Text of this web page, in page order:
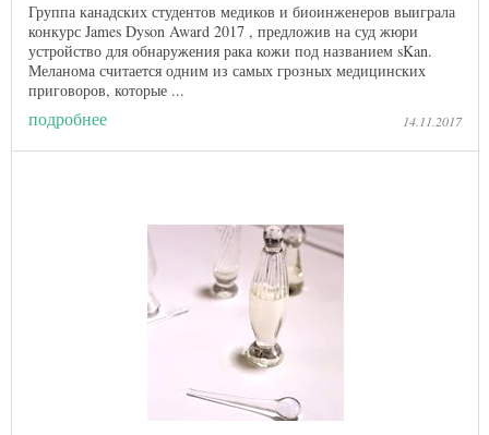
Группа канадских студентов медиков и биоинженеров выиграла
конкурс James Dyson Award 2017 , предложив на суд жюри
устройство для обнаружения рака кожи под названием sKan.
Меланома считается одним из самых грозных медицинских
приговоров, которые ...
подробнее 14.11.2017